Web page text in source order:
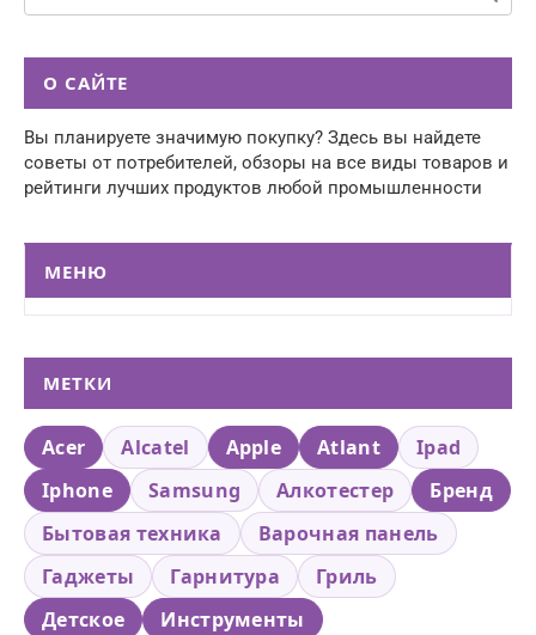
О САЙТЕ
Вы планируете значимую покупку? Здесь вы найдете
советы от потребителей, обзоры на все виды товаров и
рейтинги лучших продуктов любой промышленности
МЕНЮ
МЕТКИ
Acer Alcatel Apple Atlant
Ipad
Iphone
Samsung Алкотестер
Бренд
Бытовая техника
Варочная панель
Гаджеты
Гарнитура
Гриль
Детское
Инструменты